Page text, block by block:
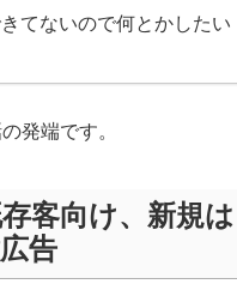
てないので何とかしたい
発端です。
客向け、新規
告